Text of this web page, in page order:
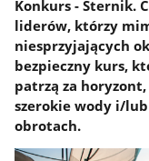
Konkurs - Sternik.
liderów, którzy
niesprzyjających
bezpieczny kurs,
patrzą za
szerokie wody i/
obrotach.